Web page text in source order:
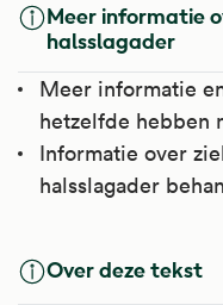
Meer informatie
halsslagader
Meer informatie
hetzelfde hebben
Informatie over
halsslagader
Over deze tekst